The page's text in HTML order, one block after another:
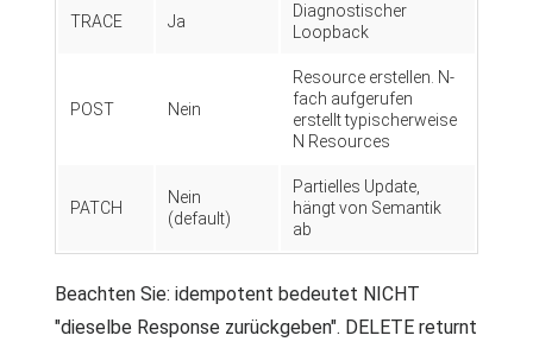
TRACE Ja
Diagnostischer
Loopback
POST Nein
Resource erstellen. N-
fach aufgerufen
erstellt typischerweise
N Resources
PATCH
Nein
(default)
Partielles Update,
hängt von Semantik
ab
Beachten Sie: idempotent bedeutet NICHT
"dieselbe Response zurückgeben". DELETE returnt